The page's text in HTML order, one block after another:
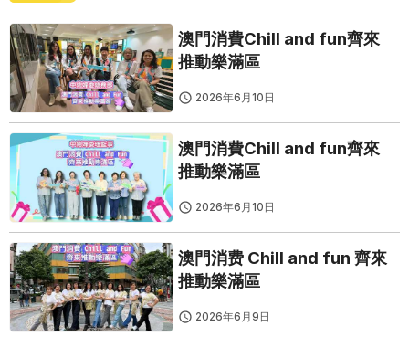
澳門消費Chill and fun齊來
推動樂滿區
2026年6月10日
澳門消費Chill and fun齊來
推動樂滿區
2026年6月10日
澳門消费 Chill and fun 齊來
推動樂滿區
2026年6月9日